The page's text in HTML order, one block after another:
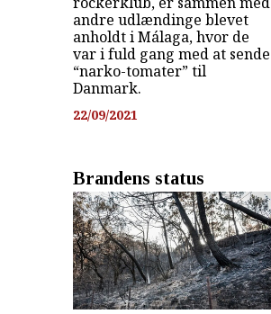
andre udlændinge blevet
anholdt i Málaga, hvor de
var i fuld gang med at sende
“narko-tomater” til
Danmark.
22/09/2021
Brandens status